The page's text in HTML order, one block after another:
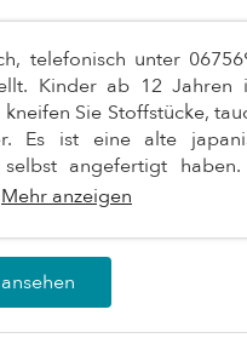
telefonisch unter
Kinder ab 12 Jahren
Sie Stoffstücke,
Es ist eine alte
angefertigt
Mehr anzeigen